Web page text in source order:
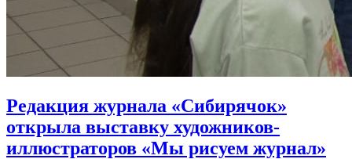
Редакция журнала «Сибирячок»
открыла выставку художников-
иллюстраторов «Мы рисуем журнал»